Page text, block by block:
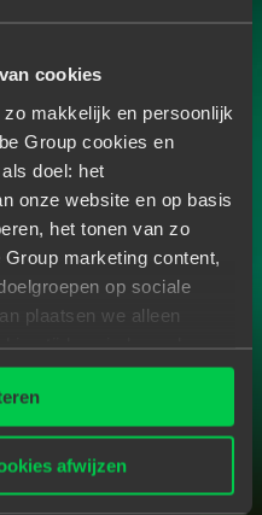
cookies
makkelijk en persoonlijk
Group cookies en
doel: het
onze website en op basis
het tonen van zo
marketing content,
op sociale
plaatsen we alleen
tijdens je bezoek.
'Details' of lees onze
afwijzen